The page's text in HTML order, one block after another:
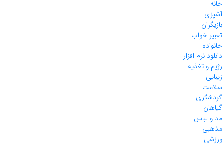
خانه
آشپزی
بازیگران
تعبیر خواب
خانواده
دانلود نرم افزار
رژیم و تغذیه
زیبایی
سلامت
گردشگری
گیاهان
مد و لباس
مذهبی
ورزشی